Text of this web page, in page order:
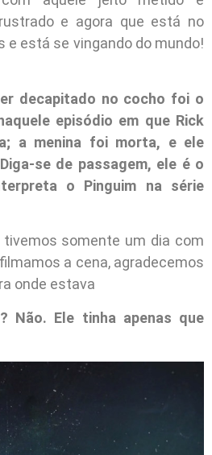
e agora que está no
e está se vingando do mundo!
decapitado no cocho foi o
episódio em que Rick
a menina foi morta, e ele
se de passagem, ele é o
o Pinguim na série
somente um dia com
a cena, agradecemos
onde estava
Não. Ele tinha apenas que